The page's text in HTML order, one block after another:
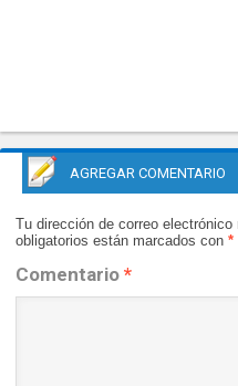
AGREGAR COMENTARIO
Tu dirección de correo electrónico
obligatorios están marcados con *
Comentario *